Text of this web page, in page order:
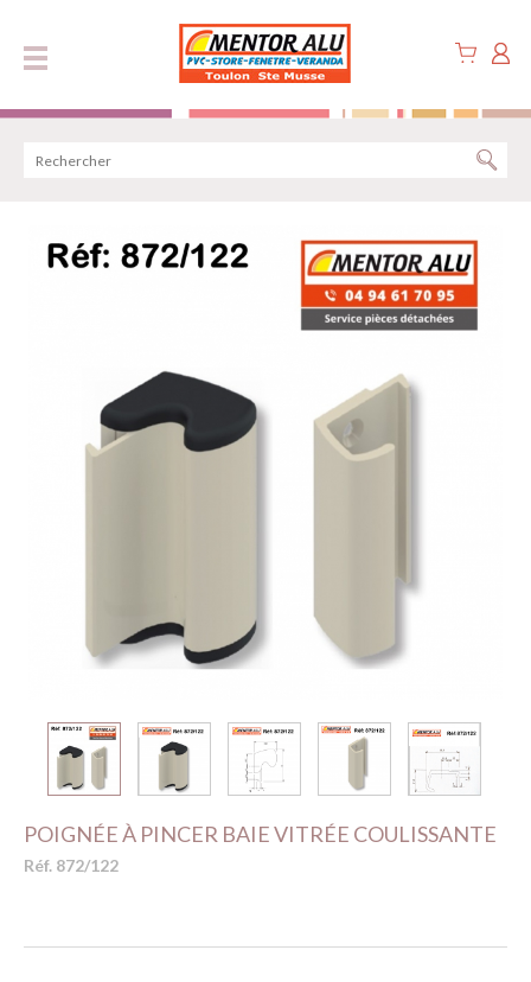
POIGNÉE À PINCER BAIE VITRÉE COULISSANTE
Réf. 872/122